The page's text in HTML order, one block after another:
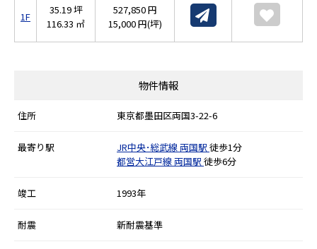
1F
35.19 坪
116.33 ㎡
527,850 円
15,000 円(坪)
物件情報
住所 東京都墨田区両国3-22-6
最寄り駅 JR中央･総武線両国駅 徒歩1分
都営大江戸線両国駅 徒歩6分
竣工 1993年
耐震 新耐震基準